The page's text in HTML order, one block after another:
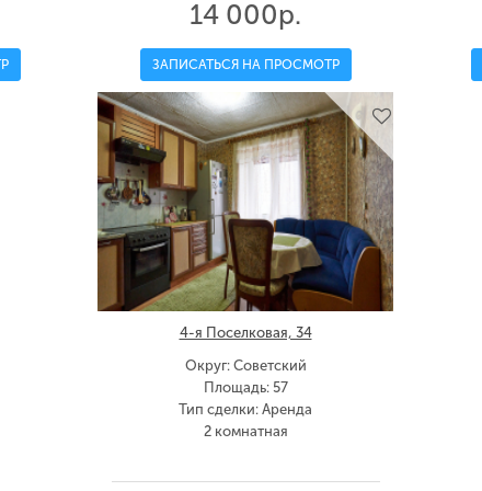
14 000р.
ЗАПИСАТЬСЯ НА ПРОСМОТР
4-я Поселковая, 34
Округ: Советский
Площадь: 57
Тип сделки: Аренда
2 комнатная